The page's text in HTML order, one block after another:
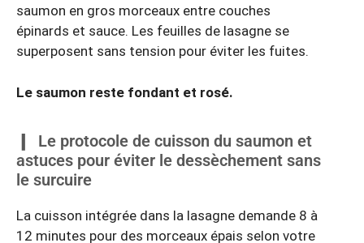
saumon en gros morceaux entre couches
épinards et sauce. Les feuilles de lasagne se
superposent sans tension pour éviter les fuites.
Le saumon reste fondant et rosé.
Le protocole de cuisson du saumon et
astuces pour éviter le dessèchement sans
le surcuire
La cuisson intégrée dans la lasagne demande 8 à
12 minutes pour des morceaux épais selon votre